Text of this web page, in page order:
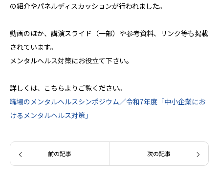
の紹介やパネルディスカッションが行われました。
動画のほか、講演スライド（一部）や参考資料、リンク等も掲載
されています。
メンタルヘルス対策にお役立て下さい。
詳しくは、こちらよりご覧ください。
職場のメンタルヘルスシンポジウム／令和7年度「中小企業にお
けるメンタルヘルス対策」
前の記事 次の記事